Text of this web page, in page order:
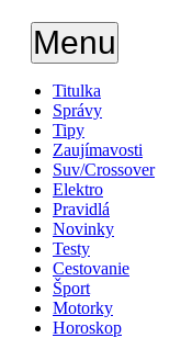
Menu
Titulka
Správy
Tipy
Zaujímavosti
Suv/Crossover
Elektro
Pravidlá
Novinky
Testy
Cestovanie
Šport
Motorky
Horoskop